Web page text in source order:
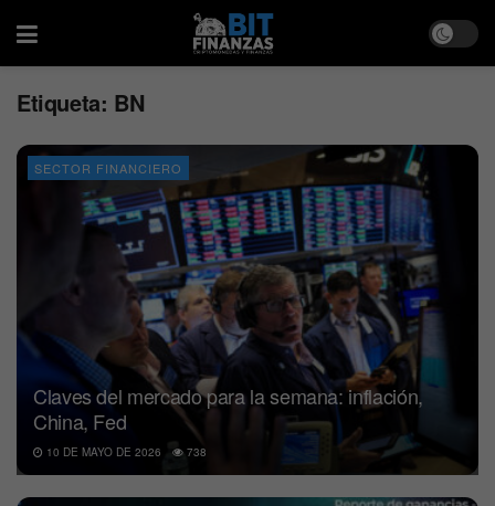
Etiqueta: BN
SECTOR FINANCIERO
Claves del mercado para la semana: inflación,
China, Fed
10 DE MAYO DE 2026 738